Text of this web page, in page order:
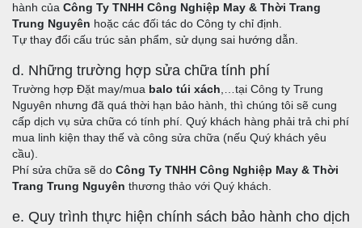
hành của Công Ty TNHH Công Nghiệp May & Thời Trang
Trung Nguyên hoặc các đối tác do Công ty chỉ định.
Tự thay đổi cấu trúc sản phẩm, sử dụng sai hướng dẫn.
d. Những trường hợp sửa chữa tính phí
Trường hợp Đặt may/mua balo túi xách,…tại Công ty Trung
Nguyên nhưng đã quá thời hạn bảo hành, thì chúng tôi sẽ cung
cấp dịch vụ sửa chữa có tính phí. Quý khách hàng phải trả chi phí
mua linh kiện thay thế và công sửa chữa (nếu Quý khách yêu
cầu).
Phí sửa chữa sẽ do Công Ty TNHH Công Nghiệp May & Thời
Trang Trung Nguyên thương thảo với Quý khách.
e. Quy trình thực hiện chính sách bảo hành cho dịch